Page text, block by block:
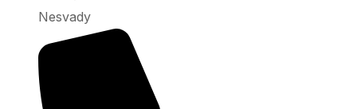
Nesvady